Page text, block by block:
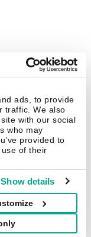
ads, to provide
traffic. We also
with our social
who may
provided to
of their
Show details
隐私策略
新闻稿